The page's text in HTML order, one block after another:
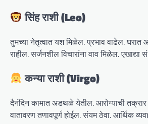
सिंह राशी (Leo)
तुमच्या नेतृत्वात यश मिळेल. प्रभाव वाढेल. घरात
राहील. सर्जनशील विचारांना वाव मिळेल. एखाद्या
कन्या राशी (Virgo)
दैनंदिन कामात अडथळे येतील. आरोग्याची तक्रार
वातावरण तणावपूर्ण होईल. संयम ठेवा. आर्थिक